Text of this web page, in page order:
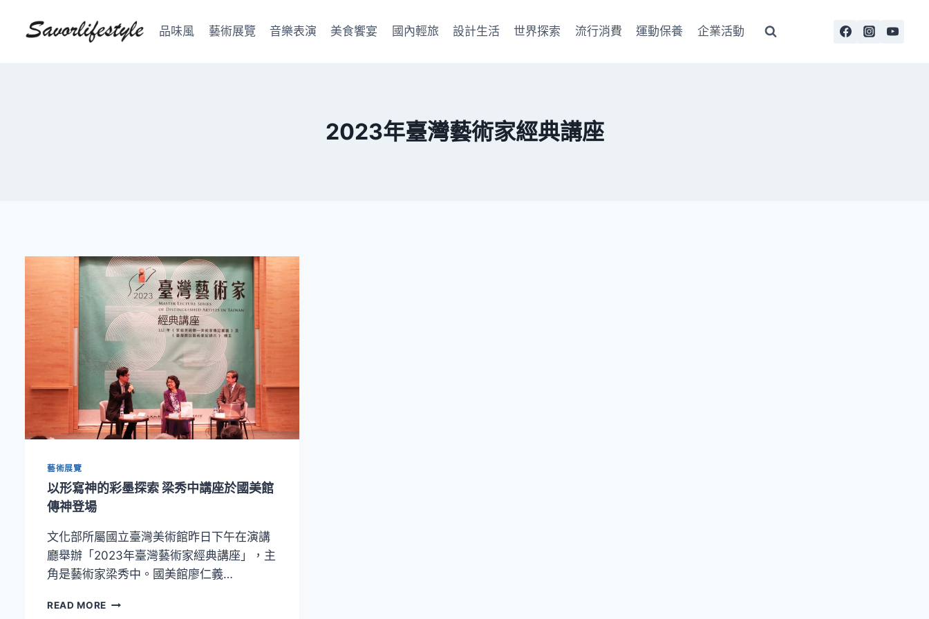
品味風 藝術展覽 音樂表演 美食饗宴 國內輕旅 設計生活 世界探索 流行消費 運動保養 企業活動
2023年臺灣藝術家經典講座
藝術展覽
以形寫神的彩墨探索 梁秀中講座於國美館
傳神登場
文化部所屬國立臺灣美術館昨日下午在演講
廳舉辦「2023年臺灣藝術家經典講座」，主
角是藝術家梁秀中。國美館廖仁義…
READ MORE